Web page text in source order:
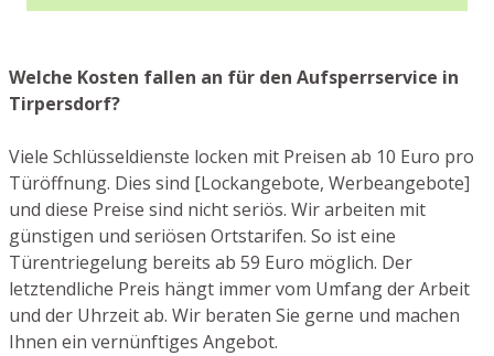
Welche Kosten fallen an für den Aufsperrservice in
Tirpersdorf?
Viele Schlüsseldienste locken mit Preisen ab 10 Euro pro
Türöffnung. Dies sind [Lockangebote, Werbeangebote]
und diese Preise sind nicht seriös. Wir arbeiten mit
günstigen und seriösen Ortstarifen. So ist eine
Türentriegelung bereits ab 59 Euro möglich. Der
letztendliche Preis hängt immer vom Umfang der Arbeit
und der Uhrzeit ab. Wir beraten Sie gerne und machen
Ihnen ein vernünftiges Angebot.